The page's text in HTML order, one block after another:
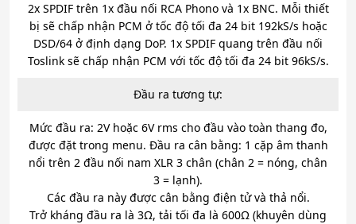
2x SPDIF trên 1x đầu nối RCA Phono và 1x BNC. Mỗi thiết
bị sẽ chấp nhận PCM ở tốc độ tối đa 24 bit 192kS/s hoặc
DSD/64 ở định dạng DoP. 1x SPDIF quang trên đầu nối
Toslink sẽ chấp nhận PCM với tốc độ tối đa 24 bit 96kS/s.
Đầu ra tương tự:
Mức đầu ra: 2V hoặc 6V rms cho đầu vào toàn thang đo,
được đặt trong menu. Đầu ra cân bằng: 1 cặp âm thanh
nổi trên 2 đầu nối nam XLR 3 chân (chân 2 = nóng, chân
3 = lạnh).
Các đầu ra này được cân bằng điện tử và thả nổi.
Trở kháng đầu ra là 3Ω, tải tối đa là 600Ω (khuyên dùng